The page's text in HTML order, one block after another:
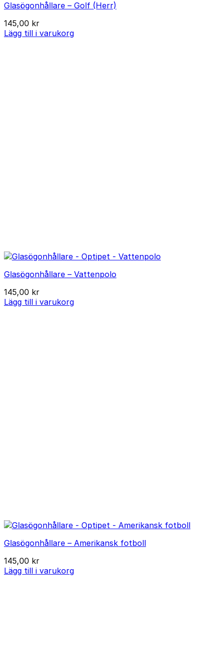
Glasögonhållare – Golf (Herr)
145,00 kr
Lägg till i varukorg
Glasögonhållare – Vattenpolo
145,00 kr
Lägg till i varukorg
Glasögonhållare – Amerikansk fotboll
145,00 kr
Lägg till i varukorg